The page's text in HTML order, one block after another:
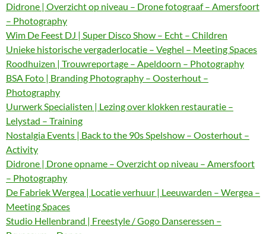
Didrone | Overzicht op niveau – Drone fotograaf – Amersfoort
– Photography
Wim De Feest DJ | Super Disco Show – Echt – Children
Unieke historische vergaderlocatie – Veghel – Meeting Spaces
Roodhuizen | Trouwreportage – Apeldoorn – Photography
BSA Foto | Branding Photography – Oosterhout –
Photography
Uurwerk Specialisten | Lezing over klokken restauratie –
Lelystad – Training
Nostalgia Events | Back to the 90s Spelshow – Oosterhout –
Activity
Didrone | Drone opname – Overzicht op niveau – Amersfoort
– Photography
De Fabriek Wergea | Locatie verhuur | Leeuwarden – Wergea –
Meeting Spaces
Studio Hellenbrand | Freestyle / Gogo Danseressen –